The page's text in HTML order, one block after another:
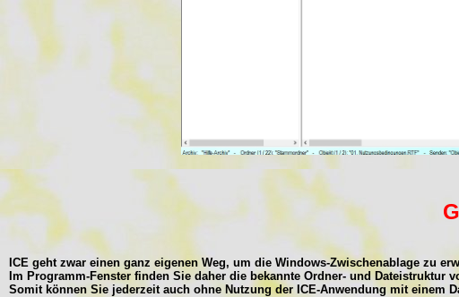
ICE geht zwar einen ganz eigenen Weg, um die Windows-Zwischenablage zu
Im Programm-Fenster finden Sie daher die bekannte Ordner- und
Somit können Sie jederzeit auch ohne Nutzung der ICE-Anwendung mit einem